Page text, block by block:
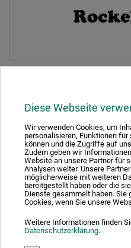
Diese Webseite
Wir verwenden Cookies, um
personalisieren, Funktionen für
können und die Zugriffe auf
Zudem geben wir
Website an unsere Partner für
Analysen weiter. Unsere
möglicherweise mit weiteren
bereitgestellt haben oder die
Dienste gesammelt haben. Sie
Cookies, wenn Sie unsere
Weitere Informationen finden
Datenschutzerklärung.
Absolut sikker